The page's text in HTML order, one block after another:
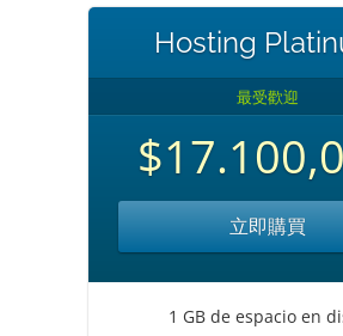
Hosting
最受歡迎
立即購買
1 GB de espacio en